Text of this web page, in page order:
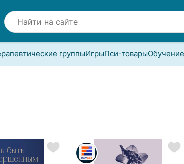
группыИгрыПси-товарыОбучение